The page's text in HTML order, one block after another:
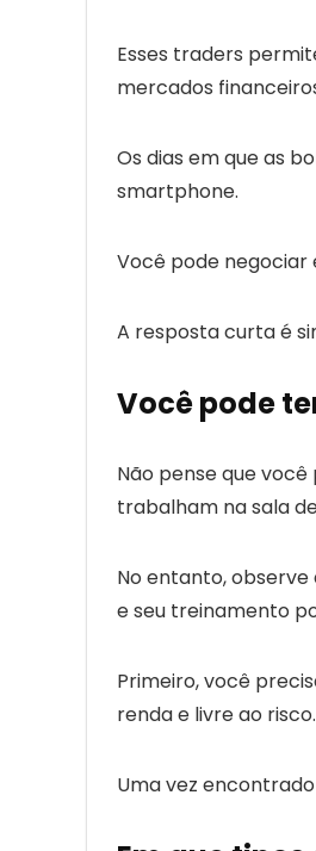
Esses traders
mercados
Os dias em que as
smartphone.
Você pode negociar
A resposta curta é
Você pode
Não pense que
trabalham na sala
No entanto, observe
e seu treinamento
Primeiro, você
renda e livre ao risco.
Uma vez encontrado